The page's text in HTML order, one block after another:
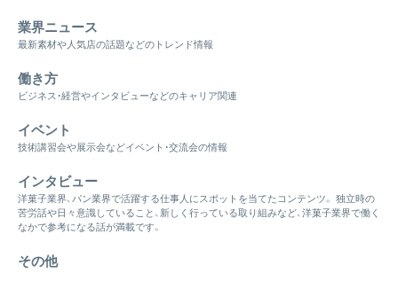
業界ニュース
最新素材や人気店の話題などのトレンド情報
働き方
ビジネス・経営やインタビューなどのキャリア関連
イベント
技術講習会や展示会などイベント・交流会の情報
インタビュー
洋菓子業界、パン業界で活躍する仕事人にスポットを当てたコンテンツ。 独立時の
苦労話や日々意識していること、新しく行っている取り組みなど、洋菓子業界で働く
なかで参考になる話が満載です。
その他